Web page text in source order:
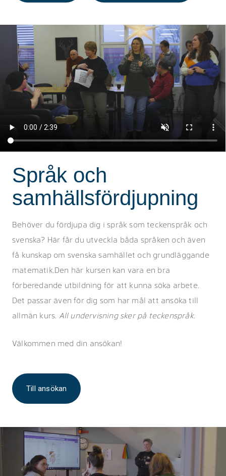
Språk och
samhällsfördjupning
Behöver du fördjupa dig i språk som teckenspråk och
svenska? Här får du utveckla båda språken och även
få kunskap om svenska samhället och grundläggande
matematik.Den här kursen kan vara en bra
förberedande utbildning för att kunna söka arbete.
Det passar även för dig som har mål att ansöka till
allmän kurs. All undervisning sker på teckenspråk.
Välkommen med din ansökan!
Till ansökan